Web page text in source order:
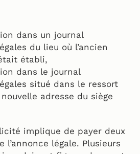
dans un journal
du lieu où l’ancien
établi,
dans le journal
situé dans le ressort
adresse du siège
implique de payer deux
légale. Plusieurs